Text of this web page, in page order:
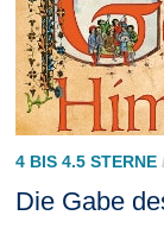
4 BIS 4.5 STERNE
Die Gabe